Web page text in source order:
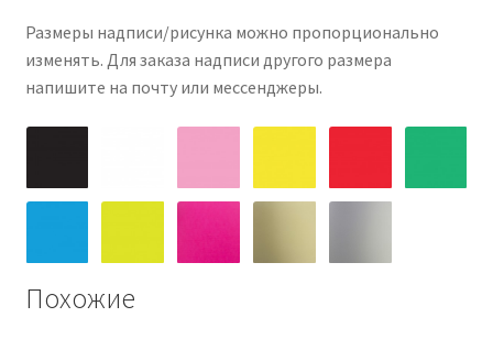
Размеры надписи/рисунка можно пропорционально
изменять. Для заказа надписи другого размера
напишите на почту или мессенджеры.
Похожие